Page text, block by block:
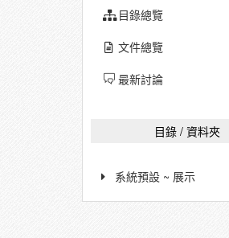
目錄總覽
文件總覽
最新討論
目錄 / 資料夾
系統預設 ~ 展示